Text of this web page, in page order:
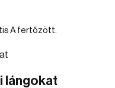
A fertőzött.
lángokat